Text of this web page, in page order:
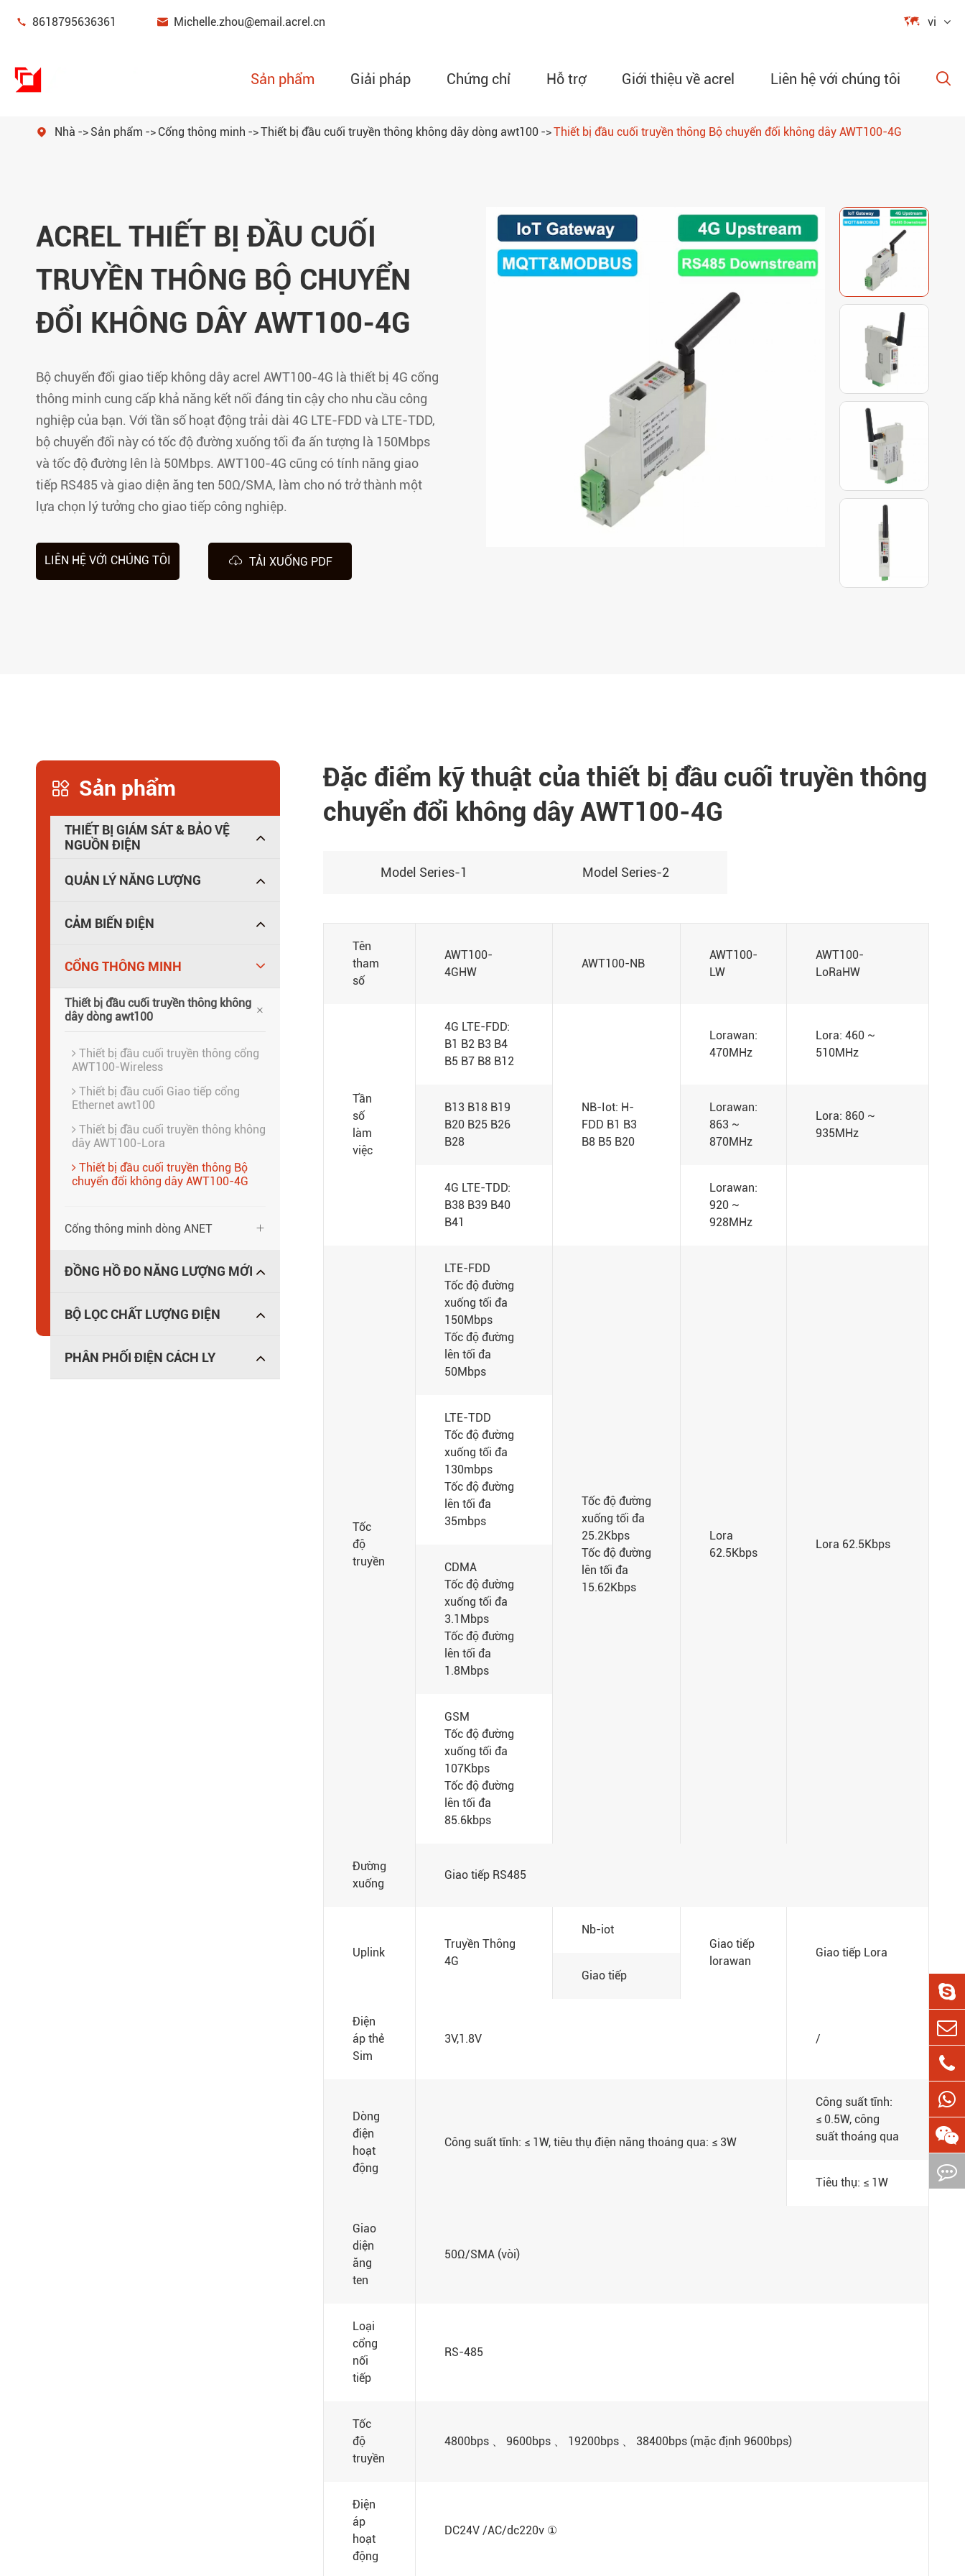
 8618795636361  Michelle.zhou@email.acrel.cn  vi
Sản phẩm
Cảm biến điện
Cổng thông minh
Đồng hồ đo năng lượng mới
Bộ lọc chất lượng điện
Rơle mạch bảo vệ động cơ dòng
ARD
Thiết bị theo dõi nhiệt độ không
dây dòng artm
Thiết bị đầu cuối từ xa dòng artu
Mô-đun điều khiển ánh sáng
thông minh dòng ASL
Rơle bảo vệ điện áp trung bình
Rơle dòng điện dư dòng ASJ
Mô-đun giám sát trung tâm dữ
liệu dòng AMC
Mô-đun giám sát xe buýt trung
Giải pháp Chứng chỉ Hỗ trợ Giới thiệu về acrel Liên hệ với chúng tôi 
 Nhà Sản phẩm Cổng thông minh Thiết bị đầu cuối truyền thông không dây dòng awt100 Thiết bị đầu cuối truyền thông Bộ chuyển đổi không dây AWT100-4G
ACREL THIẾT BỊ ĐẦU CUỐI
TRUYỀN THÔNG BỘ CHUYỂN
ĐỔI KHÔNG DÂY AWT100-4G
Bộ chuyển đổi giao tiếp không dây acrel AWT100-4G là thiết bị 4G cổng
thông minh cung cấp khả năng kết nối đáng tin cậy cho nhu cầu công
nghiệp của bạn. Với tần số hoạt động trải dài 4G LTE-FDD và LTE-TDD,
bộ chuyển đổi này có tốc độ đường xuống tối đa ấn tượng là 150Mbps
và tốc độ đường lên là 50Mbps. AWT100-4G cũng có tính năng giao
tiếp RS485 và giao diện ăng ten 50Ω/SMA, làm cho nó trở thành một
lựa chọn lý tưởng cho giao tiếp công nghiệp.
LIÊN HỆ VỚI CHÚNG TÔI  TẢI XUỐNG PDF
 Sản phẩm
THIẾT BỊ GIÁM SÁT & BẢO VỆ
NGUỒN ĐIỆN
QUẢN LÝ NĂNG LƯỢNG
CẢM BIẾN ĐIỆN
CỔNG THÔNG MINH
Thiết bị đầu cuối truyền thông không
dây dòng awt100

Thiết bị đầu cuối truyền thông cổng
AWT100-Wireless
Thiết bị đầu cuối Giao tiếp cổng
Ethernet awt100
Thiết bị đầu cuối truyền thông không
dây AWT100-Lora
Thiết bị đầu cuối truyền thông Bộ
chuyển đổi không dây AWT100-4G
Cổng thông minh dòng ANET 
ĐỒNG HỒ ĐO NĂNG LƯỢNG MỚI
BỘ LỌC CHẤT LƯỢNG ĐIỆN
PHÂN PHỐI ĐIỆN CÁCH LY
Đặc điểm kỹ thuật của thiết bị đầu cuối truyền thông
chuyển đổi không dây AWT100-4G
Model Series-1 Model Series-2
Tên
tham
số
AWT100-
4GHW
AWT100-NB
AWT100-
LW
AWT100-
LoRaHW
Tần
số
làm
việc
4G LTE-FDD:
B1 B2 B3 B4
B5 B7 B8 B12
NB-Iot: H-
FDD B1 B3
B8 B5 B20
Lorawan:
470MHz
Lora: 460 ~
510MHz
B13 B18 B19
B20 B25 B26
B28
Lorawan:
863 ~
870MHz
Lora: 860 ~
935MHz
4G LTE-TDD:
B38 B39 B40
B41
Lorawan:
920 ~
928MHz
Tốc
độ
truyền
LTE-FDD
Tốc độ đường
xuống tối đa
150Mbps
Tốc độ đường
lên tối đa
50Mbps
Tốc độ đường
xuống tối đa
25.2Kbps
Tốc độ đường
lên tối đa
15.62Kbps
Lora
62.5Kbps
Lora 62.5Kbps
LTE-TDD
Tốc độ đường
xuống tối đa
130mbps
Tốc độ đường
lên tối đa
35mbps
CDMA
Tốc độ đường
xuống tối đa
3.1Mbps
Tốc độ đường
lên tối đa
1.8Mbps
GSM
Tốc độ đường
xuống tối đa
107Kbps
Tốc độ đường
lên tối đa
85.6kbps
Đường
xuống
Giao tiếp RS485
Uplink
Truyền Thông
4G
Nb-iot
Giao tiếp
lorawan
Giao tiếp Lora
Giao tiếp
Điện
áp thẻ
Sim
3V,1.8V /
Dòng
điện
hoạt
động
Công suất tĩnh: ≤ 1W, tiêu thụ điện năng thoáng qua: ≤ 3W
Công suất tĩnh:
≤ 0.5W, công
suất thoáng qua
Tiêu thụ: ≤ 1W
Giao
diện
ăng
ten
50Ω/SMA (vòi)
Loại
cổng
nối
tiếp
RS-485
Tốc
độ
truyền
4800bps 、 9600bps 、 19200bps 、 38400bps (mặc định 9600bps)
Điện
áp
hoạt
động
DC24V /AC/dc220v ①